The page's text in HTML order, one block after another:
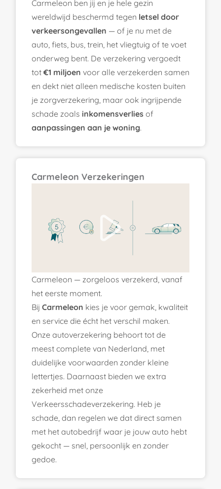
Carmeleon ben jij en je hele gezin
wereldwijd beschermd tegen letsel door
verkeersongevallen — of je nu met de
auto, fiets, bus, trein, het vliegtuig of te voet
onderweg bent. De verzekering vergoedt
tot €1 miljoen voor alle verzekerden samen
en dekt niet alleen medische kosten buiten
je zorgverzekering, maar ook ingrijpende
schade zoals inkomensverlies of
aanpassingen aan je woning.
Carmeleon Verzekeringen
Carmeleon — zorgeloos verzekerd, vanaf
het eerste moment.
Bij Carmeleon kies je voor gemak, kwaliteit
en service die écht het verschil maken.
Onze autoverzekering behoort tot de
meest complete van Nederland, met
duidelijke voorwaarden zonder kleine
lettertjes. Daarnaast bieden we extra
zekerheid met onze
Verkeersschadeverzekering. Heb je
schade, dan regelen we dat direct samen
met het autobedrijf waar je jouw auto hebt
gekocht — snel, persoonlijk en zonder
gedoe.